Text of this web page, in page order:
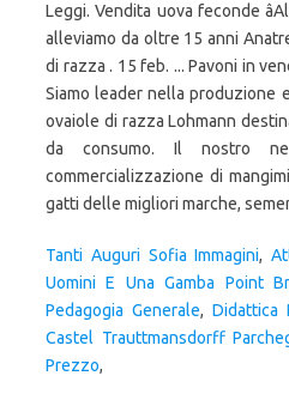
Leggi. Vendita uova feconde
alleviamo da oltre 15 anni
di razza . 15 feb. ... Pavoni in
Siamo leader nella produzione
ovaiole di razza Lohmann
da consumo. Il nostro
commercializzazione di
gatti delle migliori marche,
Tanti Auguri Sofia Immagini,
Uomini E Una Gamba Point
Pedagogia Generale, Didattica
Castel Trauttmansdorff
Prezzo,